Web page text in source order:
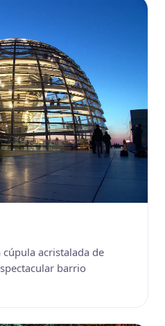
acristalada de
barrio